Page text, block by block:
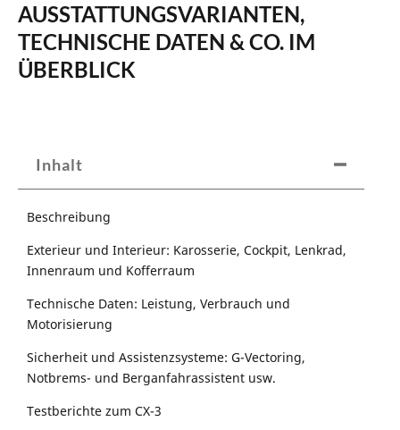
AUSSTATTUNGSVARIANTEN,
TECHNISCHE DATEN & CO. IM
ÜBERBLICK
Inhalt
Beschreibung
Exterieur und Interieur: Karosserie, Cockpit, Lenkrad,
Innenraum und Kofferraum
Technische Daten: Leistung, Verbrauch und
Motorisierung
Sicherheit und Assistenzsysteme: G-Vectoring,
Notbrems- und Berganfahrassistent usw.
Testberichte zum CX-3